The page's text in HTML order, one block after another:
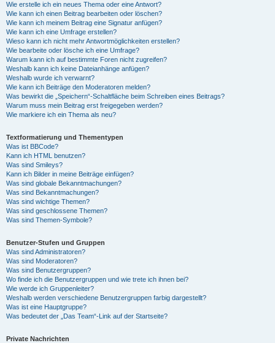
Wie erstelle ich ein neues Thema oder eine Antwort?
Wie kann ich einen Beitrag bearbeiten oder löschen?
Wie kann ich meinem Beitrag eine Signatur anfügen?
Wie kann ich eine Umfrage erstellen?
Wieso kann ich nicht mehr Antwortmöglichkeiten erstellen?
Wie bearbeite oder lösche ich eine Umfrage?
Warum kann ich auf bestimmte Foren nicht zugreifen?
Weshalb kann ich keine Dateianhänge anfügen?
Weshalb wurde ich verwarnt?
Wie kann ich Beiträge den Moderatoren melden?
Was bewirkt die „Speichern“-Schaltfläche beim Schreiben eines Beitrags?
Warum muss mein Beitrag erst freigegeben werden?
Wie markiere ich ein Thema als neu?
Textformatierung und Thementypen
Was ist BBCode?
Kann ich HTML benutzen?
Was sind Smileys?
Kann ich Bilder in meine Beiträge einfügen?
Was sind globale Bekanntmachungen?
Was sind Bekanntmachungen?
Was sind wichtige Themen?
Was sind geschlossene Themen?
Was sind Themen-Symbole?
Benutzer-Stufen und Gruppen
Was sind Administratoren?
Was sind Moderatoren?
Was sind Benutzergruppen?
Wo finde ich die Benutzergruppen und wie trete ich ihnen bei?
Wie werde ich Gruppenleiter?
Weshalb werden verschiedene Benutzergruppen farbig dargestellt?
Was ist eine Hauptgruppe?
Was bedeutet der „Das Team“-Link auf der Startseite?
Private Nachrichten